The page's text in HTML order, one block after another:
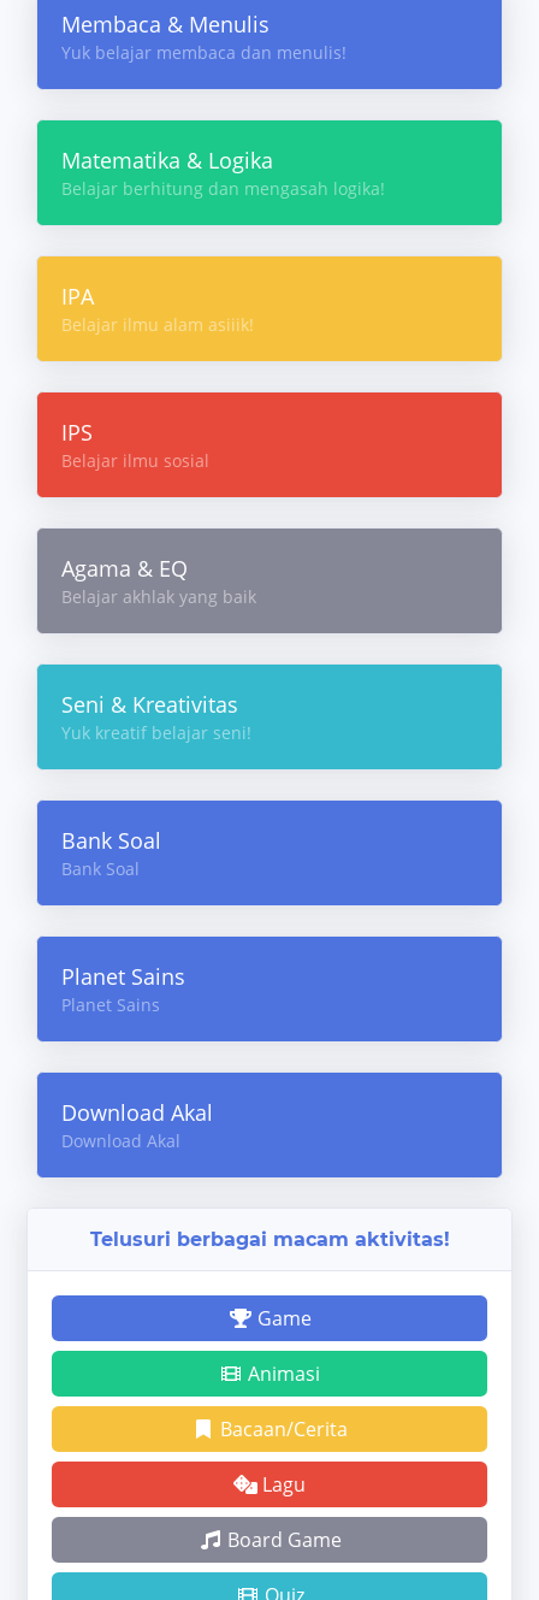
Membaca & Menulis
Yuk belajar membaca dan menulis!
Matematika & Logika
Belajar berhitung dan mengasah logika!
IPA
Belajar ilmu alam asiiik!
IPS
Belajar ilmu sosial
Agama & EQ
Belajar akhlak yang baik
Seni & Kreativitas
Yuk kreatif belajar seni!
Bank Soal
Bank Soal
Planet Sains
Planet Sains
Download Akal
Download Akal
Telusuri berbagai macam aktivitas!
Game
Animasi
Bacaan/Cerita
Lagu
Board Game